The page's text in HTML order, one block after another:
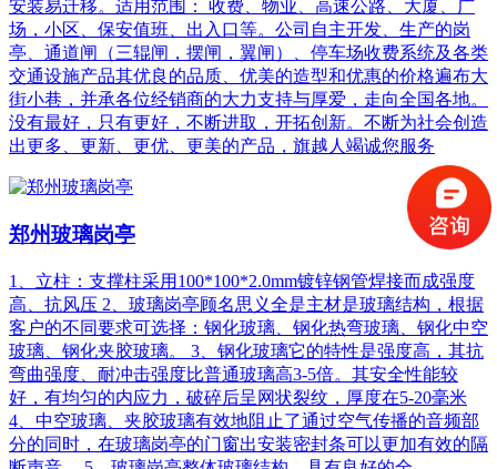
安装易迁移。适用范围： 收费、物业、高速公路、大厦、广
场，小区、保安值班、出入口等。公司自主开发、生产的岗
亭、通道闸（三辊闸，摆闸，翼闸）、停车场收费系统及各类
交通设施产品其优良的品质、优美的造型和优惠的价格遍布大
街小巷，并承各位经销商的大力支持与厚爱，走向全国各地。
没有最好，只有更好，不断进取，开拓创新。不断为社会创造
出更多、更新、更优、更美的产品，旗越人竭诚您服务
郑州玻璃岗亭
1、立柱：支撑柱采用100*100*2.0mm镀锌钢管焊接而成强度
高、抗风压 2、玻璃岗亭顾名思义全是主材是玻璃结构，根据
客户的不同要求可选择：钢化玻璃、钢化热弯玻璃、钢化中空
玻璃、钢化夹胶玻璃。 3、钢化玻璃它的特性是强度高，其抗
弯曲强度、耐冲击强度比普通玻璃高3-5倍。其安全性能较
好，有均匀的内应力，破碎后呈网状裂纹，厚度在5-20毫米
4、中空玻璃、夹胶玻璃有效地阻止了通过空气传播的音频部
分的同时，在玻璃岗亭的门窗出安装密封条可以更加有效的隔